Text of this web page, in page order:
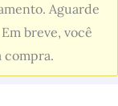
Aguarde
breve, você
compra.